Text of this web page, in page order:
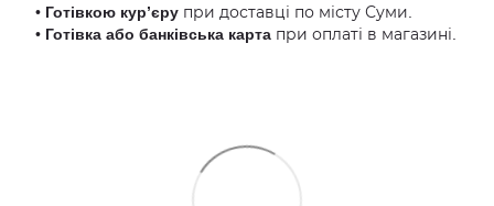
• Готівкою кур’єру при доставці по місту Суми.
• Готівка або банківська карта при оплаті в магазині.